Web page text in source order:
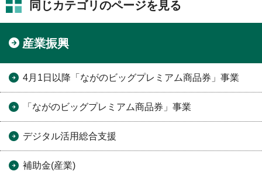
同じカテゴリのページを見る
産業振興
4月1日以降「ながのビッグプレミアム商品券」事業
「ながのビッグプレミアム商品券」事業
デジタル活用総合支援
補助金(産業)